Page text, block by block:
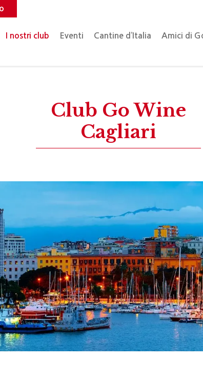
I nostri club Eventi Cantine d’Italia Amici di
Club Go Wine
Cagliari